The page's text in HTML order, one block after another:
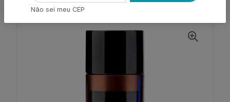
DESODORANTE SPRAY AVANÇO ACTION
Não sei meu CEP